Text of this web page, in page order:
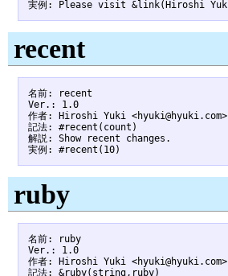
recent
名前: recent
Ver.: 1.0
作者: Hiroshi Yuki <hyuki@hyuki.com>
記法: #recent(count)
解説: Show recent changes.
ruby
名前: ruby
Ver.: 1.0
作者: Hiroshi Yuki <hyuki@hyuki.com>
記法: &ruby(string,ruby)